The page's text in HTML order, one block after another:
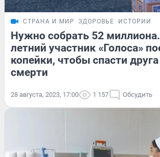
СТРАНА И МИР ЗДОРОВЬЕ ИСТОРИИ
Нужно собрать 52
летний участник «Голоса»
копейки, чтобы спасти
смерти
28 августа, 2023, 17:00 1 157 Обсудить